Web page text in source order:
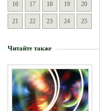
16 17 18 19 20
21 22 23 24 25
Читайте также